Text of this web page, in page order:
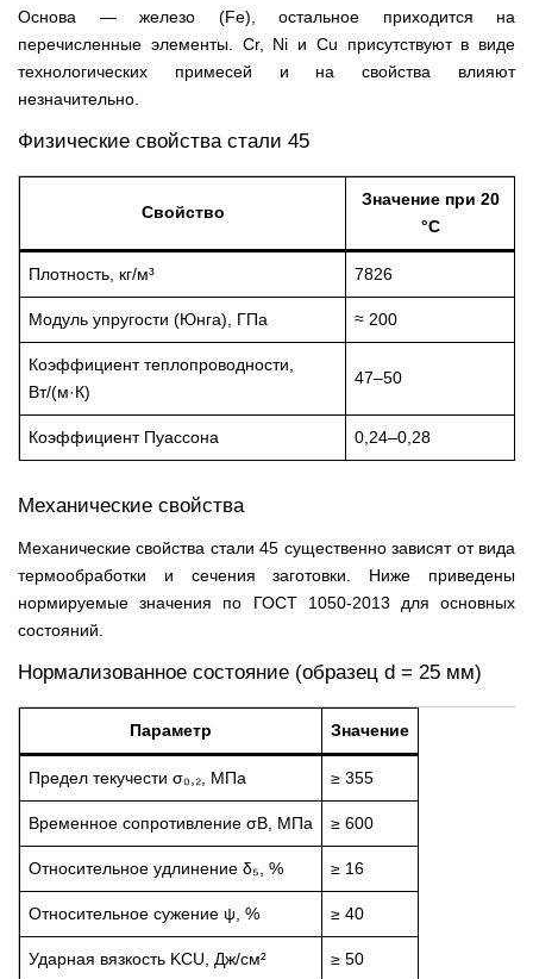
Основа — железо (Fe), остальное приходится на
перечисленные элементы. Cr, Ni и Cu присутствуют в виде
технологических примесей и на свойства влияют
незначительно.
Физические свойства стали 45
Свойство
Значение при 20
°C
Плотность, кг/м³ 7826
Модуль упругости (Юнга), ГПа ≈ 200
Коэффициент теплопроводности,
Вт/(м·К)
47–50
Коэффициент Пуассона 0,24–0,28
Механические свойства
Механические свойства стали 45 существенно зависят от вида
термообработки и сечения заготовки. Ниже приведены
нормируемые значения по ГОСТ 1050-2013 для основных
состояний.
Нормализованное состояние (образец d = 25 мм)
Параметр Значение
Предел текучести σ₀,₂, МПа ≥ 355
Временное сопротивление σB, МПа ≥ 600
Относительное удлинение δ₅, % ≥ 16
Относительное сужение ψ, % ≥ 40
Ударная вязкость KCU, Дж/см² ≥ 50